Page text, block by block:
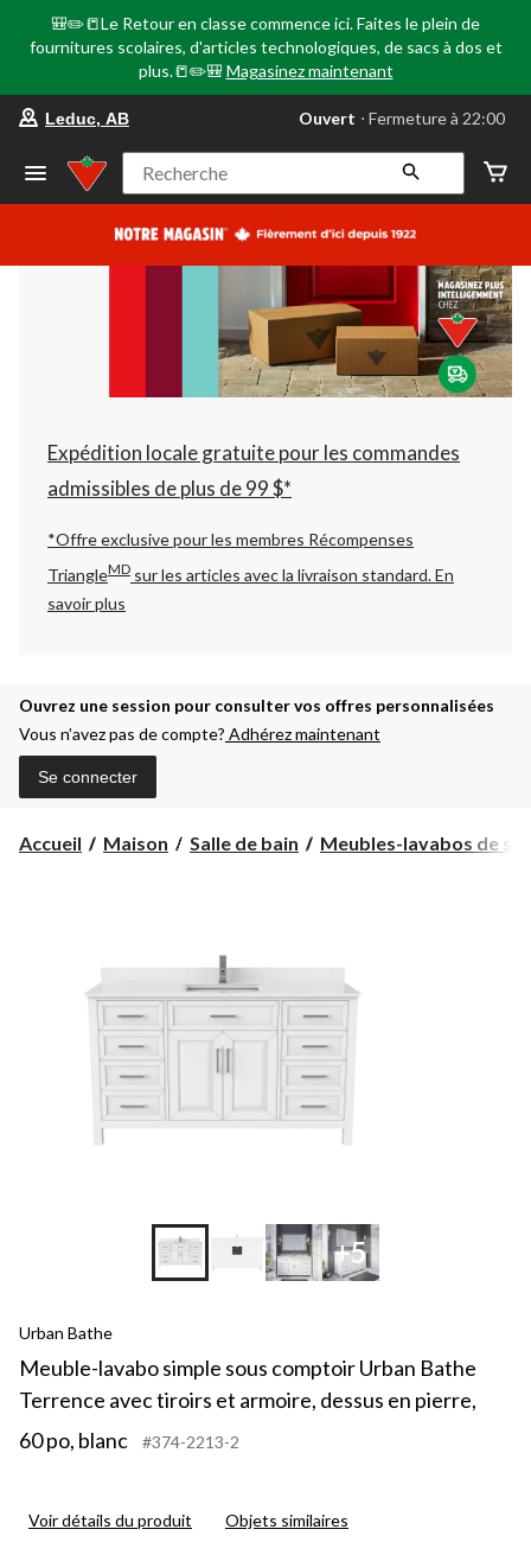
🎒✏️📒Le Retour en classe commence ici. Faites le plein de
fournitures scolaires, d'articles technologiques, de sacs à dos et
plus.📒✏️🎒 Magasinez maintenant
votre
préféré
Leduc,
AB,
courament
Fermeture
à
22:00
cliquer
pour
changer
Leduc, AB Ouvert ⋅ Fermeture à 22:00
Recherche
Expédition locale gratuite pour les commandes
admissibles de plus de 99 $*
*Offre exclusive pour les membres Récompenses
TriangleMD sur les articles avec la livraison standard.En
savoir plus
Ouvrez une session pour consulter vos offres personnalisées
Vous n’avez pas de compte? Adhérez maintenant
Se connecter
Accueil Maison Salle de bain Meubles-lavabos de
+5
Urban Bathe
Meuble-lavabo simple sous comptoir Urban Bathe
Terrence avec tiroirs et armoire, dessus en pierre,
60 po, blanc
#374-2213-2
Voir détails du produit Objets similaires